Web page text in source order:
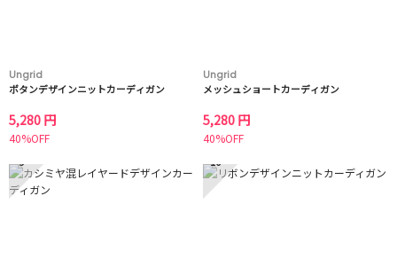
Ungrid
ボタンデザインニットカーディガン
5,280 円
40%OFF
Ungrid
メッシュショートカーディガン
5,280 円
40%OFF
9 10